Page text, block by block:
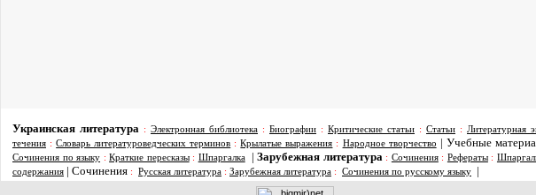
Украинская литература : Электронная библиотека : Биографии : Критические статьи : Статьи : Литературная
течения :Словарь литературоведческих терминов :Крылатые выражения : Народное творчество | Учебные
Сочинения по языку :Краткие пересказы: Шпаргалка | Зарубежная литература : Сочинения: Рефераты:
содержания | Сочинения : Русская литература : Зарубежная литература : Сочинения по русскому языку |